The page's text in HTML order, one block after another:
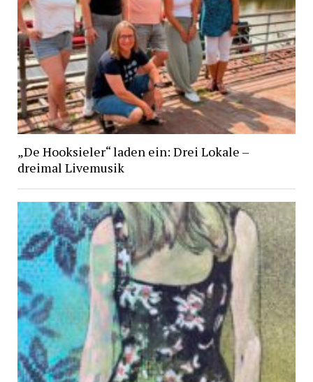
„De Hooksieler“ laden ein: Drei Lokale –
dreimal Livemusik